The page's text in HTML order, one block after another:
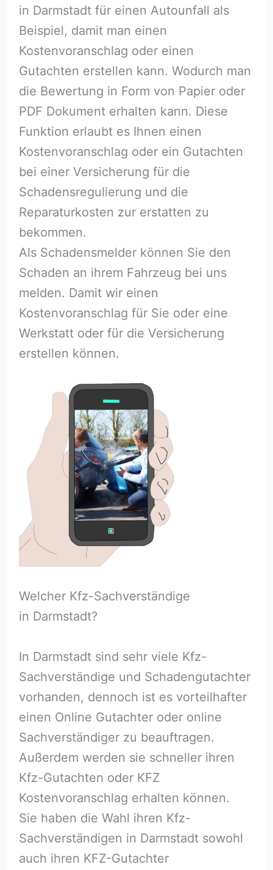
in Darmstadt für einen Autounfall als
Beispiel, damit man einen
Kostenvoranschlag oder einen
Gutachten erstellen kann. Wodurch man
die Bewertung in Form von Papier oder
PDF Dokument erhalten kann. Diese
Funktion erlaubt es Ihnen einen
Kostenvoranschlag oder ein Gutachten
bei einer Versicherung für die
Schadensregulierung und die
Reparaturkosten zur erstatten zu
bekommen.
Als Schadensmelder können Sie den
Schaden an ihrem Fahrzeug bei uns
melden. Damit wir einen
Kostenvoranschlag für Sie oder eine
Werkstatt oder für die Versicherung
erstellen können.
Welcher Kfz-Sachverständige
in Darmstadt?
In Darmstadt sind sehr viele Kfz-
Sachverständige und Schadengutachter
vorhanden, dennoch ist es vorteilhafter
einen Online Gutachter oder online
Sachverständiger zu beauftragen.
Außerdem werden sie schneller ihren
Kfz-Gutachten oder KFZ
Kostenvoranschlag erhalten können.
Sie haben die Wahl ihren Kfz-
Sachverständigen in Darmstadt sowohl
auch ihren KFZ-Gutachter